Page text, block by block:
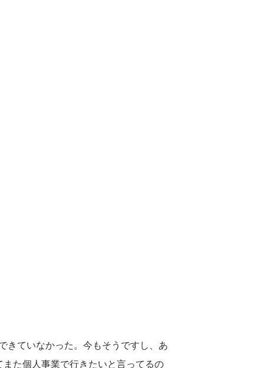
きていなかった。今もそうですし、あ
た個人事業で行きたいと言ってるの